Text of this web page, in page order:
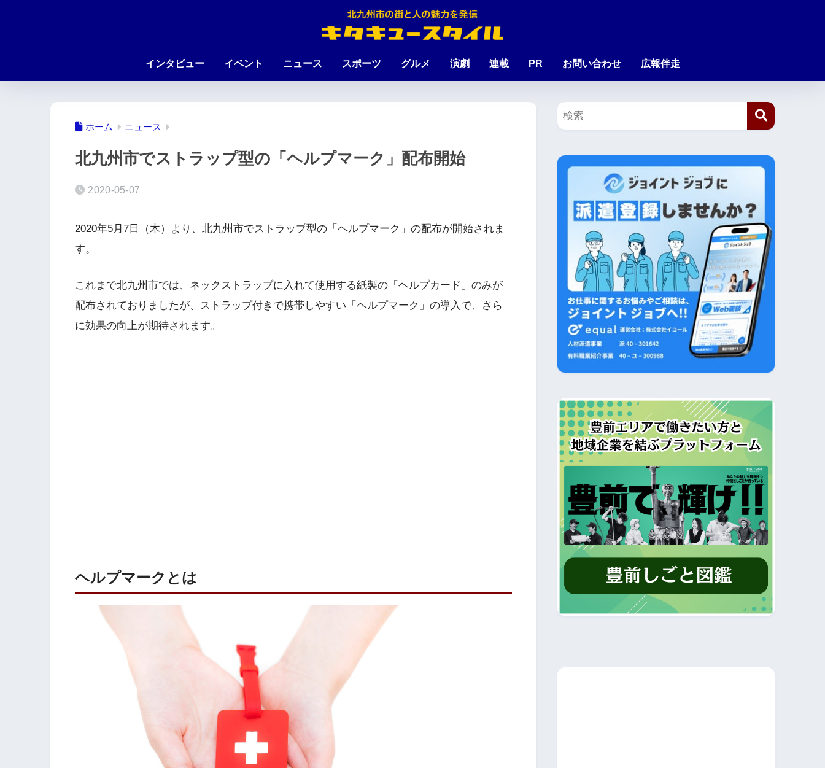
インタビュー イベント ニュース スポーツ グルメ 演劇 連載 PR お問い合わせ 広報伴走
ホーム ニュース
北九州市でストラップ型の「ヘルプマーク」配布開始
2020-05-07
2020年5月7日（木）より、北九州市でストラップ型の「ヘルプマーク」の配布が開始されま
す。
これまで北九州市では、ネックストラップに入れて使用する紙製の「ヘルプカード」のみが
配布されておりましたが、ストラップ付きで携帯しやすい「ヘルプマーク」の導入で、さら
に効果の向上が期待されます。
ヘルプマークとは